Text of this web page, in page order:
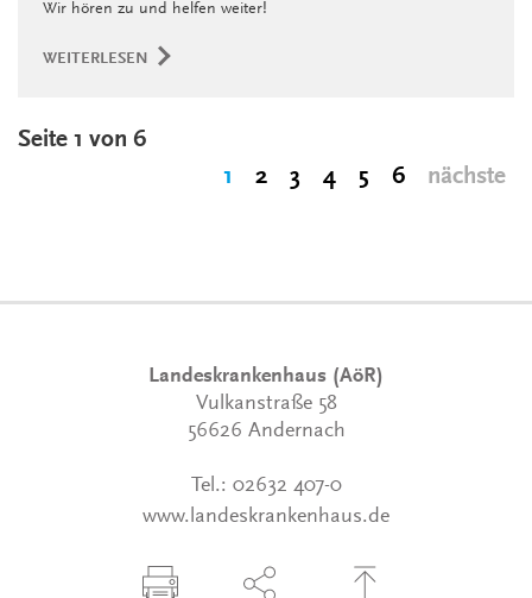
Wir hören zu und helfen weiter!
WEITERLESEN
Seite 1 von 6
1
2 3 4 5 6 nächste
Landeskrankenhaus (AöR)
Vulkanstraße 58
56626 Andernach
Tel.: 02632 407-0
www.landeskrankenhaus.de